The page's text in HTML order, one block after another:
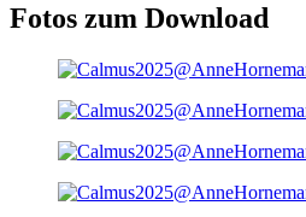
Fotos zum Download